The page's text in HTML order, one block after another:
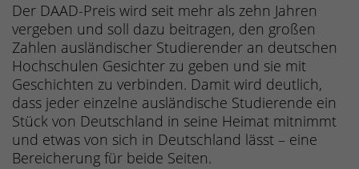
Der DAAD-Preis wird seit mehr als zehn Jahren
vergeben und soll dazu beitragen, den großen
Zahlen ausländischer Studierender an deutschen
Hochschulen Gesichter zu geben und sie mit
Geschichten zu verbinden. Damit wird deutlich,
dass jeder einzelne ausländische Studierende ein
Stück von Deutschland in seine Heimat mitnimmt
und etwas von sich in Deutschland lässt – eine
Bereicherung für beide Seiten.